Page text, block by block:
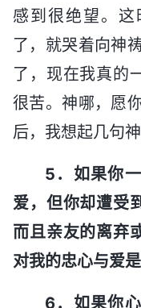
感到很绝望。
了，就哭着向神
了，现在我真的
很苦。神哪，愿
后，我想起几句神
5．如果你
爱，但你却遭受
而且亲友的离弃
对我的忠心与爱
6．如果你